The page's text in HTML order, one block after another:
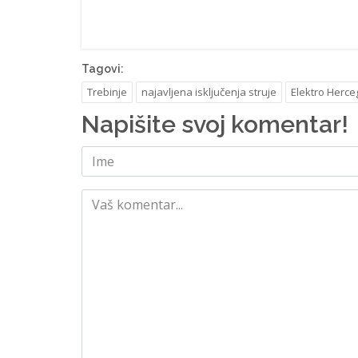
Tagovi:
Trebinje najavljena isključenja struje Elektro
Napišite svoj komentar!